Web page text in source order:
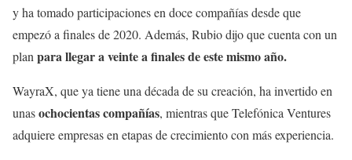
y ha tomado participaciones en doce compañías desde que
empezó a finales de 2020. Además, Rubio dijo que cuenta con un
plan para llegar a veinte a finales de este mismo año.
WayraX, que ya tiene una década de su creación, ha invertido en
unasochocientas compañías, mientras que Telefónica Ventures
adquiere empresas en etapas de crecimiento con más experiencia.